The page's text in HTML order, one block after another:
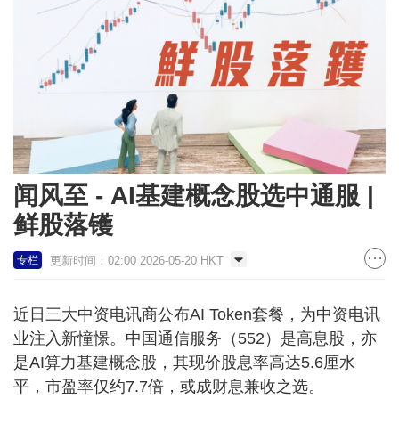
闻风至 - AI基建概念股选中通服 |
鲜股落镬
专栏 更新时间：02:00 2026-05-20 HKT
近日三大中资电讯商公布AI Token套餐，为中资电讯
业注入新憧憬。中国通信服务（552）是高息股，亦
是AI算力基建概念股，其现价股息率高达5.6厘水
平，市盈率仅约7.7倍，或成财息兼收之选。